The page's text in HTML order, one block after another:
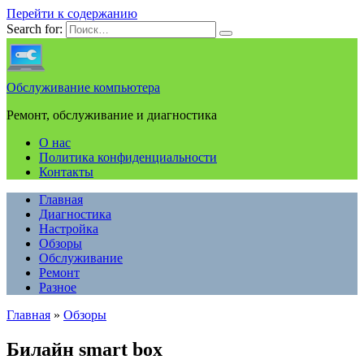
Перейти к содержанию
Search for:
Обслуживание компьютера
Ремонт, обслуживание и диагностика
О нас
Политика конфиденциальности
Контакты
Главная
Диагностика
Настройка
Обзоры
Обслуживание
Ремонт
Разное
Главная » Обзоры
Билайн smart box